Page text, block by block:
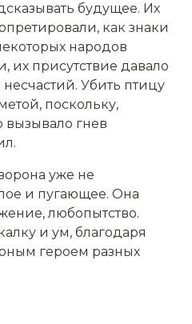
будущее. Их
как знаки
народов
их присутствие давало
Убить птицу
поскольку,
вызывало гнев
уже не
и пугающее. Она
любопытство.
и ум, благодаря
героем разных